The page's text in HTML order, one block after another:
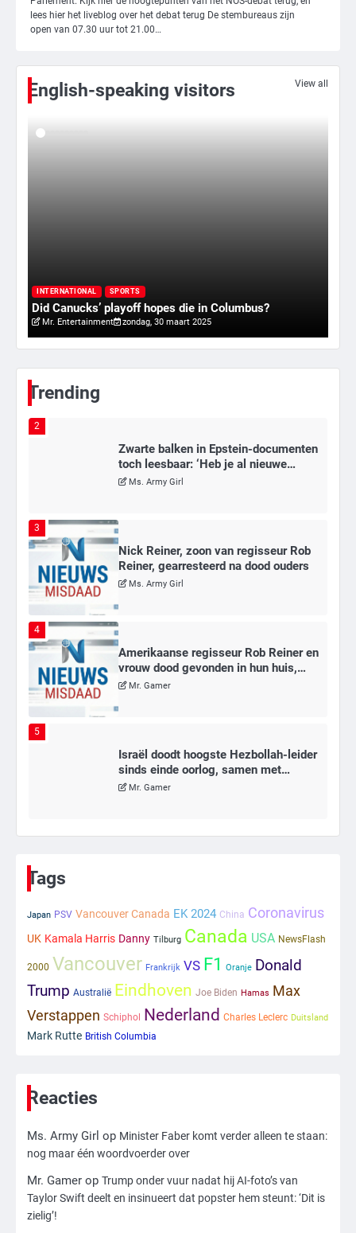
lees hier het liveblog over het debat terug De stembureaus zijn
open van 07.30 uur tot 21.00…
English-speaking visitors View all
INTERNATIONAL SPORTS
Did Canucks’ playoff hopes die in Columbus?
Mr. Entertainment zondag, 30 maart 2025
Trending
4
ondanks onrust’
1
2
Zwarte balken in Epstein-documenten
toch leesbaar: ‘Heb je al nieuwe
ongepaste vrienden voor me?’
Ms. Army Girl
3
Nick Reiner, zoon van regisseur Rob
Reiner, gearresteerd na dood ouders
Ms. Army Girl
4
Amerikaanse regisseur Rob Reiner en
vrouw dood gevonden in hun huis,
eigen zoon hoofdverdachte
Mr. Gamer
5
Israël doodt hoogste Hezbollah-leider
sinds einde oorlog, samen met
meerdere omwonenden
Mr. Gamer
6
1
Kleine veranderingen op komst
Mr. Gamer
2
3
Nick Reiner, zoon van regisseur Rob
Reiner, gearresteerd na dood ouders
Ms. Army Girl
Tags
Japan PSV Vancouver Canada EK 2024 China Coronavirus
UK Kamala Harris Danny Tilburg Canada USA NewsFlash
2000 Vancouver Frankrijk VS F1 Oranje Donald
Trump Australië Eindhoven Joe Biden Hamas Max
Verstappen Schiphol Nederland Charles Leclerc Duitsland
Mark Rutte British Columbia
Reacties
Ms. Army Girl op Minister Faber komt verder alleen te staan:
nog maar één woordvoerder over
Mr. Gamer op Trump onder vuur nadat hij AI-foto’s van
Taylor Swift deelt en insinueert dat popster hem steunt: ‘Dit is
zielig’!